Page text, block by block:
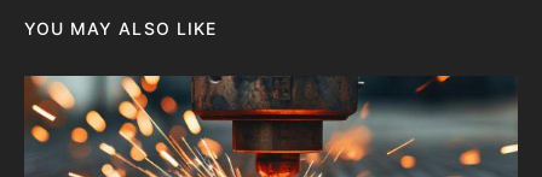
YOU MAY ALSO LIKE